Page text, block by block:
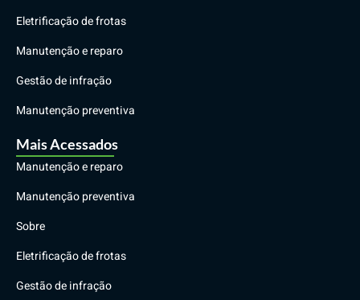
Eletrificação de frotas
Manutenção e reparo
Gestão de infração
Manutenção preventiva
Mais Acessados
Manutenção e reparo
Manutenção preventiva
Sobre
Eletrificação de frotas
Gestão de infração